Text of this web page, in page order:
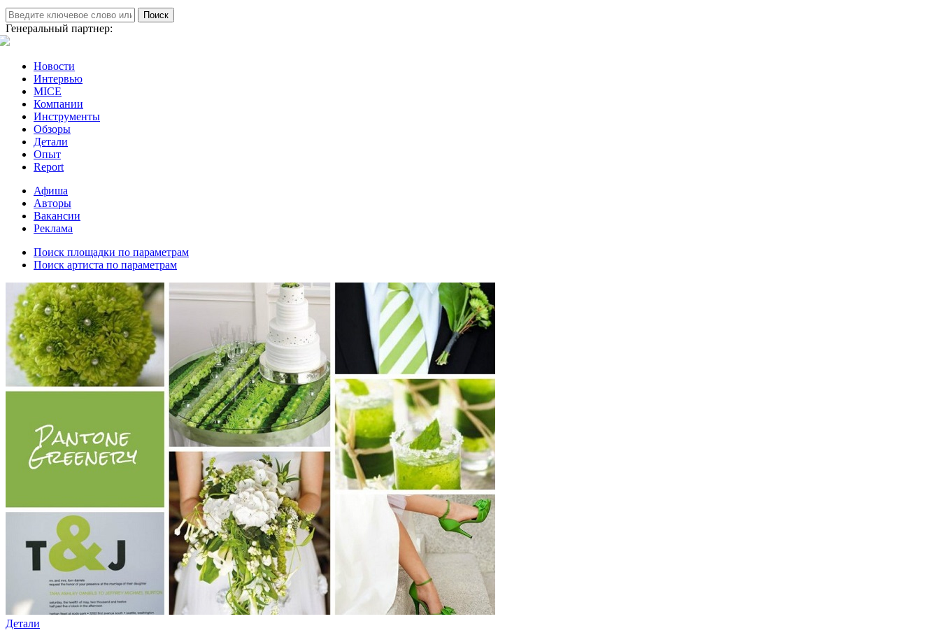
Поиск
Генеральный партнер:
Новости
Интервью
MICE
Компании
Инструменты
Обзоры
Детали
Опыт
Report
Афиша
Авторы
Вакансии
Реклама
Поиск площадки по параметрам
Поиск артиста по параметрам
Детали